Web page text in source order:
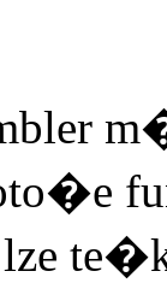
m�